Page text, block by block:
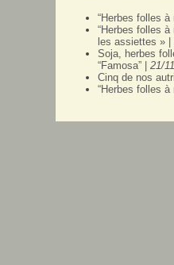
“Herbes folles à
“Herbes folles
les assiettes » |
Soja, herbes
“Famosa” | 21/
Cinq de nos
“Herbes folles